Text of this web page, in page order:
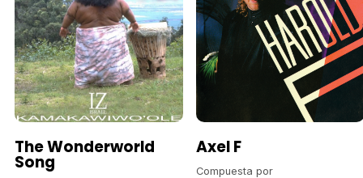
The Wonderworld
Song
Axel F
Compuesta por